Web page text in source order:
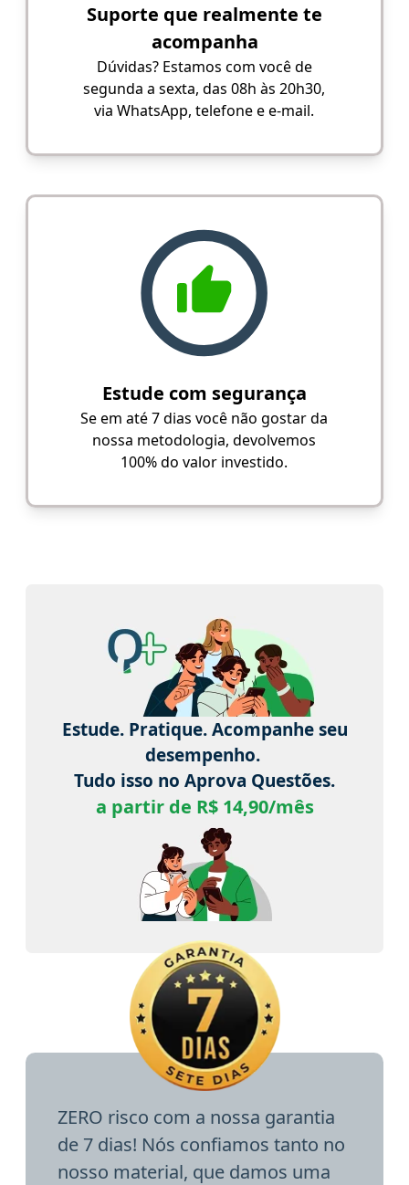
Suporte que realmente te
acompanha
Dúvidas? Estamos com você de
segunda a sexta, das 08h às 20h30,
via WhatsApp, telefone e e-mail.
Estude com segurança
Se em até 7 dias você não gostar da
nossa metodologia, devolvemos
100% do valor investido.
Estude. Pratique. Acompanhe seu
desempenho.
Tudo isso no Aprova Questões.
a partir de R$ 14,90/mês
ZERO risco com a nossa garantia
de 7 dias! Nós confiamos tanto no
nosso material, que damos uma